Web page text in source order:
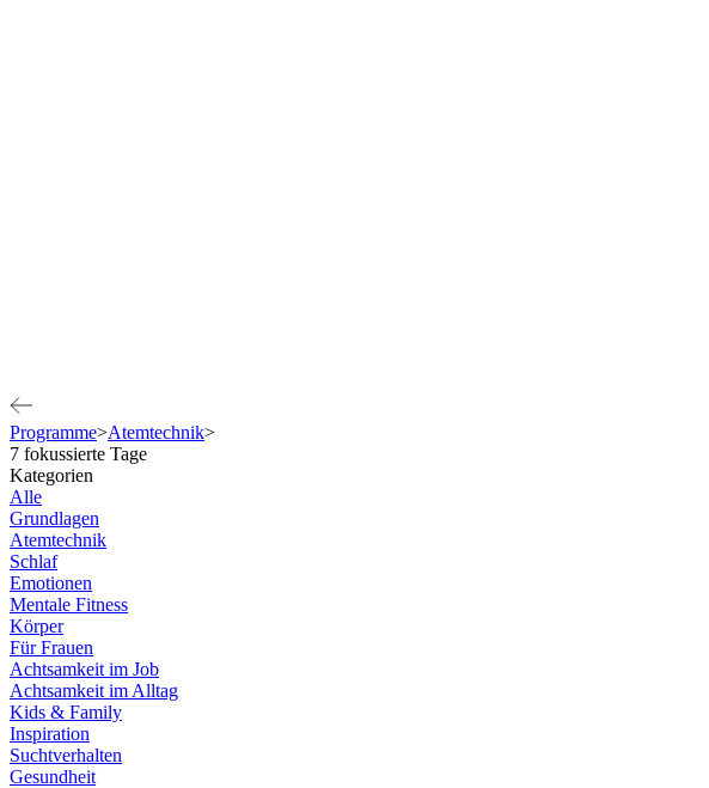
Programme>Atemtechnik>
7 fokussierte Tage
Kategorien
Alle
Grundlagen
Atemtechnik
Schlaf
Emotionen
Mentale Fitness
Körper
Für Frauen
Achtsamkeit im Job
Achtsamkeit im Alltag
Kids & Family
Inspiration
Suchtverhalten
Gesundheit